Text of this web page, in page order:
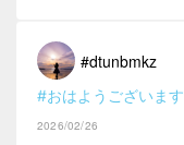
#dtunbmkz
#おはようございます
2026/02/26